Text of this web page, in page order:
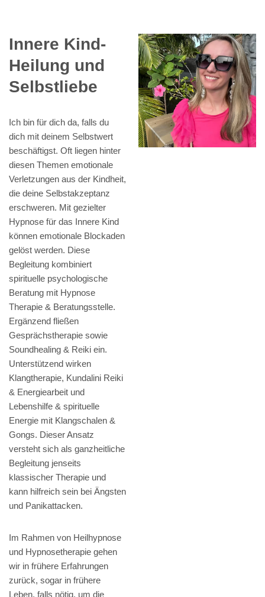
Innere Kind-
Heilung und
Selbstliebe
Ich bin für dich da, falls du
dich mit deinem Selbstwert
beschäftigst. Oft liegen hinter
diesen Themen emotionale
Verletzungen aus der Kindheit,
die deine Selbstakzeptanz
erschweren. Mit gezielter
Hypnose für das Innere Kind
können emotionale Blockaden
gelöst werden. Diese
Begleitung kombiniert
spirituelle psychologische
Beratung mit Hypnose
Therapie & Beratungsstelle.
Ergänzend fließen
Gesprächstherapie sowie
Soundhealing & Reiki ein.
Unterstützend wirken
Klangtherapie, Kundalini Reiki
& Energiearbeit und
Lebenshilfe & spirituelle
Energie mit Klangschalen &
Gongs. Dieser Ansatz
versteht sich als ganzheitliche
Begleitung jenseits
klassischer Therapie und
kann hilfreich sein bei Ängsten
und Panikattacken.
Im Rahmen von Heilhypnose
und Hypnosetherapie gehen
wir in frühere Erfahrungen
zurück, sogar in frühere
Leben, falls nötig, um die